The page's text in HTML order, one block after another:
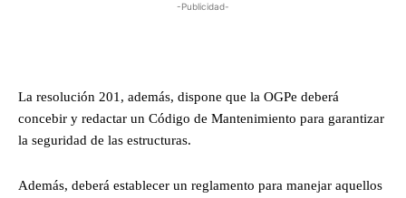
-Publicidad-
La resolución 201, además, dispone que la OGPe deberá
concebir y redactar un Código de Mantenimiento para garantizar
la seguridad de las estructuras.
Además, deberá establecer un reglamento para manejar aquellos